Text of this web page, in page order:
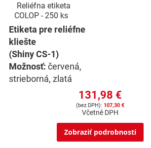
Reliéfna etiketa
COLOP - 250 ks
Etiketa pre reliéfne
kliešte
(Shiny CS-1)
Možnosť: červená,
strieborná, zlatá
131,98 €
107,30 €
Včetně DPH
Zobraziť podrobnosti